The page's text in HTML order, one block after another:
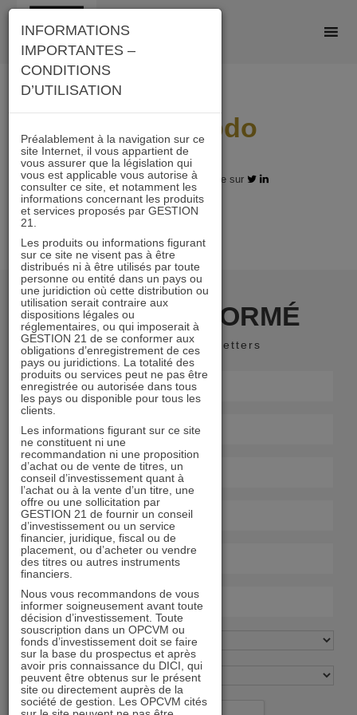
Skip
content
Agefi hebdo
29.12.2020 - Partagez l'article sur
RESTER INFORMÉ
Recevoir nos newsletters
INFORMATIONS
IMPORTANTES –
CONDITIONS
D’UTILISATION
Préalablement à la navigation sur ce
site Internet, il vous appartient de
vous assurer que la législation qui
vous est applicable vous autorise à
consulter ce site, et notamment les
informations concernant les produits
et services proposés par GESTION
21.
Les produits ou informations figurant
sur ce site ne visent pas à être
distribués ni à être utilisés par toute
personne ou entité dans un pays ou
une juridiction où cette distribution ou
utilisation serait contraire aux
dispositions légales ou
réglementaires, ou qui imposerait à
GESTION 21 de se conformer aux
obligations d’enregistrement de ces
pays ou juridictions. La totalité des
produits ou services peut ne pas être
enregistrée ou autorisée dans tous
les pays ou disponible pour tous les
clients.
Les informations figurant sur ce site
ne constituent ni une
recommandation ni une proposition
d’achat ou de vente de titres, un
conseil d’investissement quant à
l’achat ou à la vente d’un titre, une
offre ou une sollicitation par
GESTION 21 de fournir un conseil
d’investissement ou un service
financier, juridique, fiscal ou de
placement, ou d’acheter ou vendre
des titres ou autres instruments
financiers.
Nous vous recommandons de vous
informer soigneusement avant toute
décision d’investissement. Toute
souscription dans un OPCVM ou
fonds d’investissement doit se faire
sur la base du prospectus et après
avoir pris connaissance du DICI, qui
peuvent être obtenus sur le présent
site ou directement auprès de la
société de gestion. Les OPCVM cités